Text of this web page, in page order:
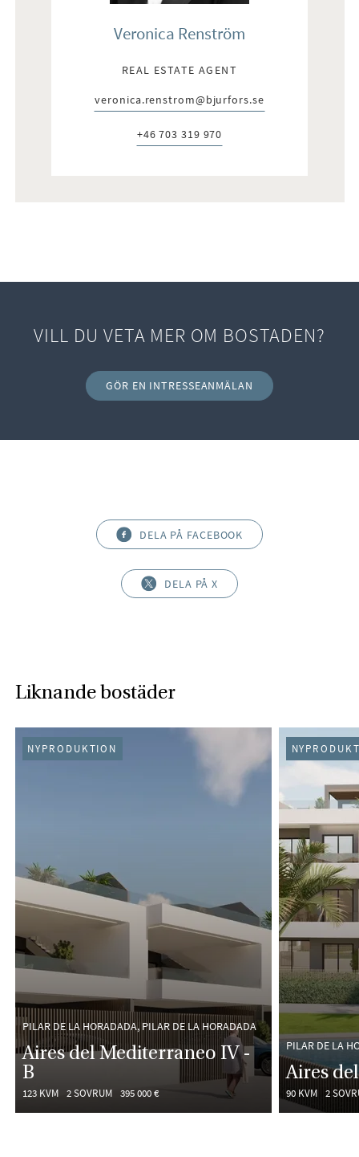
Veronica Renström
REAL ESTATE AGENT
E-post:
veronica.renstrom@bjurfors.se
Telefon:
+46 703 319 970
VILL DU VETA MER OM BOSTADEN?
GÖR EN INTRESSEANMÄLAN
DELA PÅ FACEBOOK
DELA PÅ X
Liknande bostäder
PILAR DE LA HORADADA, PILAR DE LA HORADADA
Aires del Mediterraneo IV -
B
123 KVM 2 SOVRUM 395 000 €
NYPRODUKTION
PILAR DE LA
Aires
90 KVM 2